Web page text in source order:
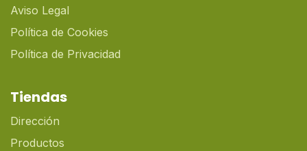
Aviso Legal
Política de Cookies
Política de Privacidad
Tiendas
Dirección
Productos